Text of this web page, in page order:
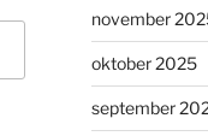
november
oktober 2025
september